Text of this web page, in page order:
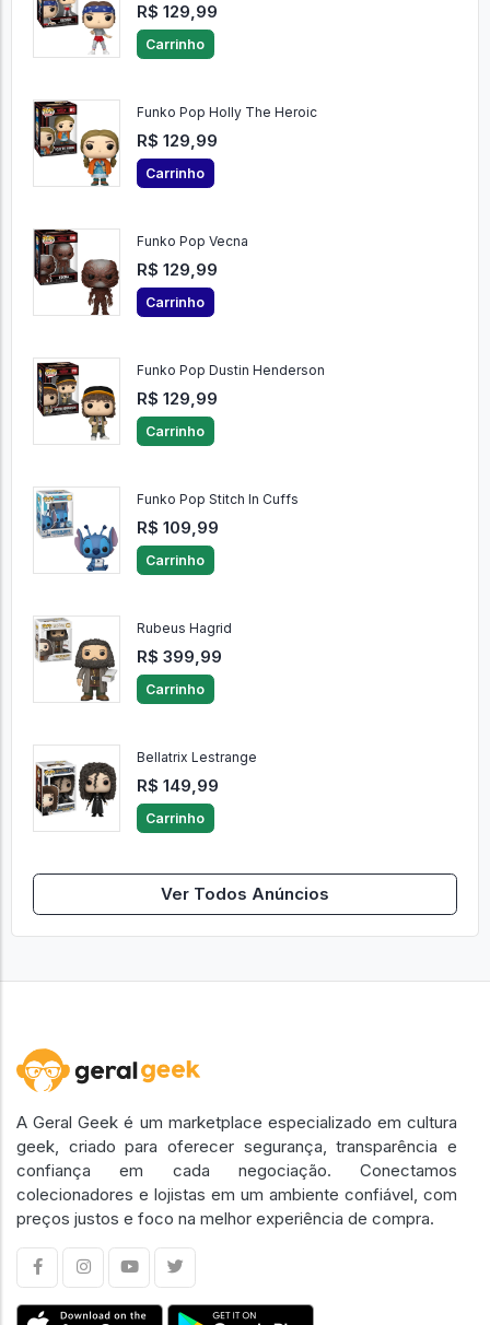
R$ 129,99
Carrinho
Funko Pop Holly The Heroic
R$ 129,99
Carrinho
Funko Pop Vecna
R$ 129,99
Carrinho
Funko Pop Dustin Henderson
R$ 129,99
Carrinho
Funko Pop Stitch In Cuffs
R$ 109,99
Carrinho
Rubeus Hagrid
R$ 399,99
Carrinho
Bellatrix Lestrange
R$ 149,99
Carrinho
Ver Todos Anúncios
A Geral Geek é um marketplace especializado em cultura
geek, criado para oferecer segurança, transparência e
confiança em cada negociação. Conectamos
colecionadores e lojistas em um ambiente confiável, com
preços justos e foco na melhor experiência de compra.